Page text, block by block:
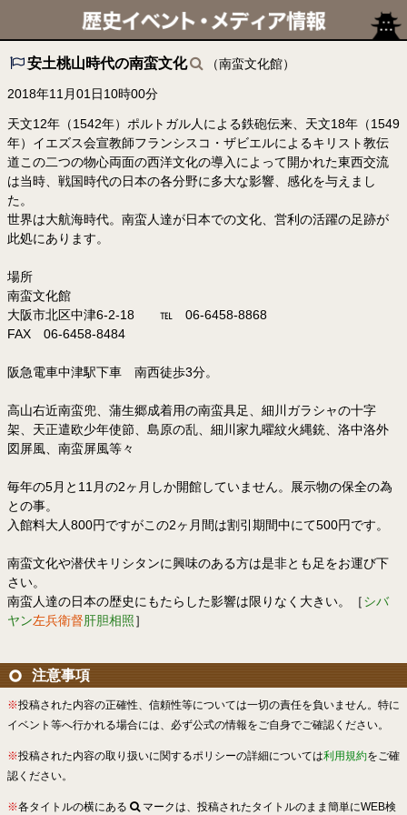
安土桃山時代の南蛮文化 （南蛮文化館）
2018年11月01日10時00分
天文12年（1542年）ポルトガル人による鉄砲伝来、天文18年（1549
年）イエズス会宣教師フランシスコ・ザビエルによるキリスト教伝
道この二つの物心両面の西洋文化の導入によって開かれた東西交流
は当時、戦国時代の日本の各分野に多大な影響、感化を与えまし
た。
世界は大航海時代。南蛮人達が日本での文化、営利の活躍の足跡が
此処にあります。
場所
南蛮文化館
大阪市北区中津6-2-18 ℡ 06-6458-8868
FAX 06-6458-8484
阪急電車中津駅下車 南西徒歩3分。
高山右近南蛮兜、蒲生郷成着用の南蛮具足、細川ガラシャの十字
架、天正遣欧少年使節、島原の乱、細川家九曜紋火縄銃、洛中洛外
図屏風、南蛮屏風等々
毎年の5月と11月の2ヶ月しか開館していません。展示物の保全の為
との事。
入館料大人800円ですがこの2ヶ月間は割引期間中にて500円です。
南蛮文化や潜伏キリシタンに興味のある方は是非とも足をお運び下
さい。
南蛮人達の日本の歴史にもたらした影響は限りなく大きい。［シバ
ヤン左兵衛督肝胆相照］
注意事項
※投稿された内容の正確性、信頼性等については一切の責任を負いません。特に
イベント等へ行かれる場合には、必ず公式の情報をご自身でご確認ください。
※投稿された内容の取り扱いに関するポリシーの詳細については利用規約をご確
認ください。
※各タイトルの横にある マークは、投稿されたタイトルのまま簡単にWEB検